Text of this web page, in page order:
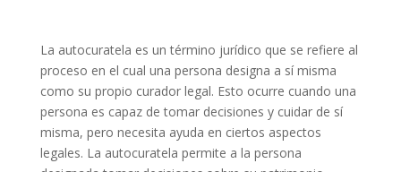
La autocuratela es un término jurídico que se refiere al
proceso en el cual una persona designa a sí misma
como su propio curador legal. Esto ocurre cuando una
persona es capaz de tomar decisiones y cuidar de sí
misma, pero necesita ayuda en ciertos aspectos
legales. La autocuratela permite a la persona